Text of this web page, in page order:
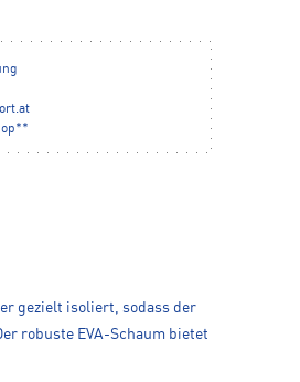
gezielt isoliert, sodass der
robuste EVA-Schaum bietet